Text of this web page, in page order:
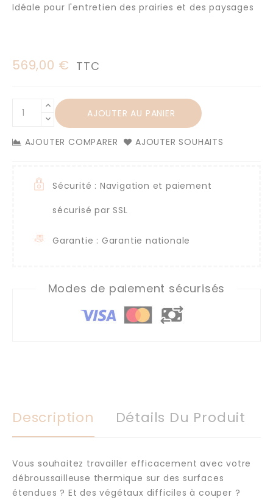
Idéale pour l'entretien des prairies et des paysages
569,00 € TTC
AJOUTER AU PANIER
AJOUTER COMPARER AJOUTER SOUHAITS
Sécurité : Navigation et paiement
sécurisé par SSL
Garantie : Garantie nationale
Modes de paiement sécurisés
Description Détails Du Produit
Vous souhaitez travailler efficacement avec votre
débroussailleuse thermique sur des surfaces
étendues ? Et des végétaux difficiles à couper ?